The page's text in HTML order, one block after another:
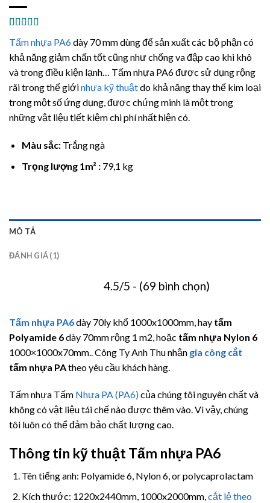
5.00
dựa trên
đánh giá
Tấm nhựa PA6dày 70 mm dùng để sản xuất các bộ phận có
khả năng giảm chấn tốt cũng như chống va đập cao khi khô
và trong điều kiện lạnh… Tấm nhựa PA6 được sử dụng rộng
rãi trong thế giớinhựa kỹ thuậtdo khả năng thay thế kim loại
trong một số ứng dụng, được chứng minh là một trong
những vật liệu tiết kiệm chi phí nhất hiện có.
Màu sắc:Trắng ngà
Trọng lượng 1m² :79,1 kg
MÔ TẢ
ĐÁNH GIÁ (1)
4.5/5 - (69 bình chọn)
Tấm nhựa PA6dày 70ly khổ 1000x1000mm, hay tấm
Polyamide 6dày 70mm rộng 1 m2, hoặc tấm nhựa Nylon 6
1000×1000x70mm.. Công Ty Anh Thu nhận gia công cắt
tấm nhựa PAtheo yêu cầu khách hàng.
Tấm nhựa Tấm Nhựa PA (PA6)của chúng tôi nguyên chất và
không có vật liệu tái chế nào được thêm vào. Vì vậy, chúng
tôi luôn có thể đảm bảo chất lượng cao.
Thông tin kỹ thuật Tấm nhựa PA6
Tên tiếng anh: Polyamide 6, Nylon 6, or polycaprolactam
Kích thước: 1220x2440mm, 1000x2000mm,cắt lẻ theo